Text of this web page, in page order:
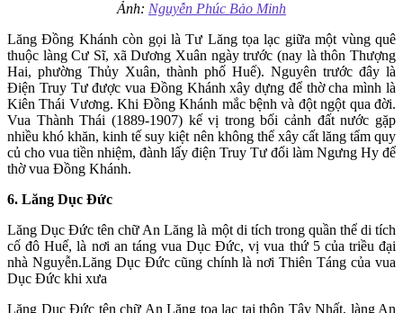
Ảnh: Nguyễn Phúc Bảo Minh
Lăng Ðồng Khánh còn gọi là Tư Lăng tọa lạc giữa một vùng quê
thuộc làng Cư Sĩ, xã Dương Xuân ngày trước (nay là thôn Thượng
Hai, phường Thủy Xuân, thành phố Huế). Nguyên trước đây là
Ðiện Truy Tư được vua Đồng Khánh xây dựng để thờ cha mình là
Kiên Thái Vương. Khi Ðồng Khánh mắc bệnh và đột ngột qua đời.
Vua Thành Thái (1889-1907) kế vị trong bối cảnh đất nước gặp
nhiều khó khăn, kinh tế suy kiệt nên không thể xây cất lăng tẩm quy
củ cho vua tiền nhiệm, đành lấy điện Truy Tư đổi làm Ngưng Hy để
thờ vua Ðồng Khánh.
6. Lăng Dục Đức
Lăng Dục Ðức tên chữ An Lăng là một di tích trong quần thể di tích
cố đô Huế, là nơi an táng vua Dục Ðức, vị vua thứ 5 của triều đại
nhà Nguyễn.Lăng Dục Đức cũng chính là nơi Thiên Táng của vua
Dục Đức khi xưa
Lăng Dục Ðức tên chữ An Lăng tọa lạc tại thôn Tây Nhất, làng An